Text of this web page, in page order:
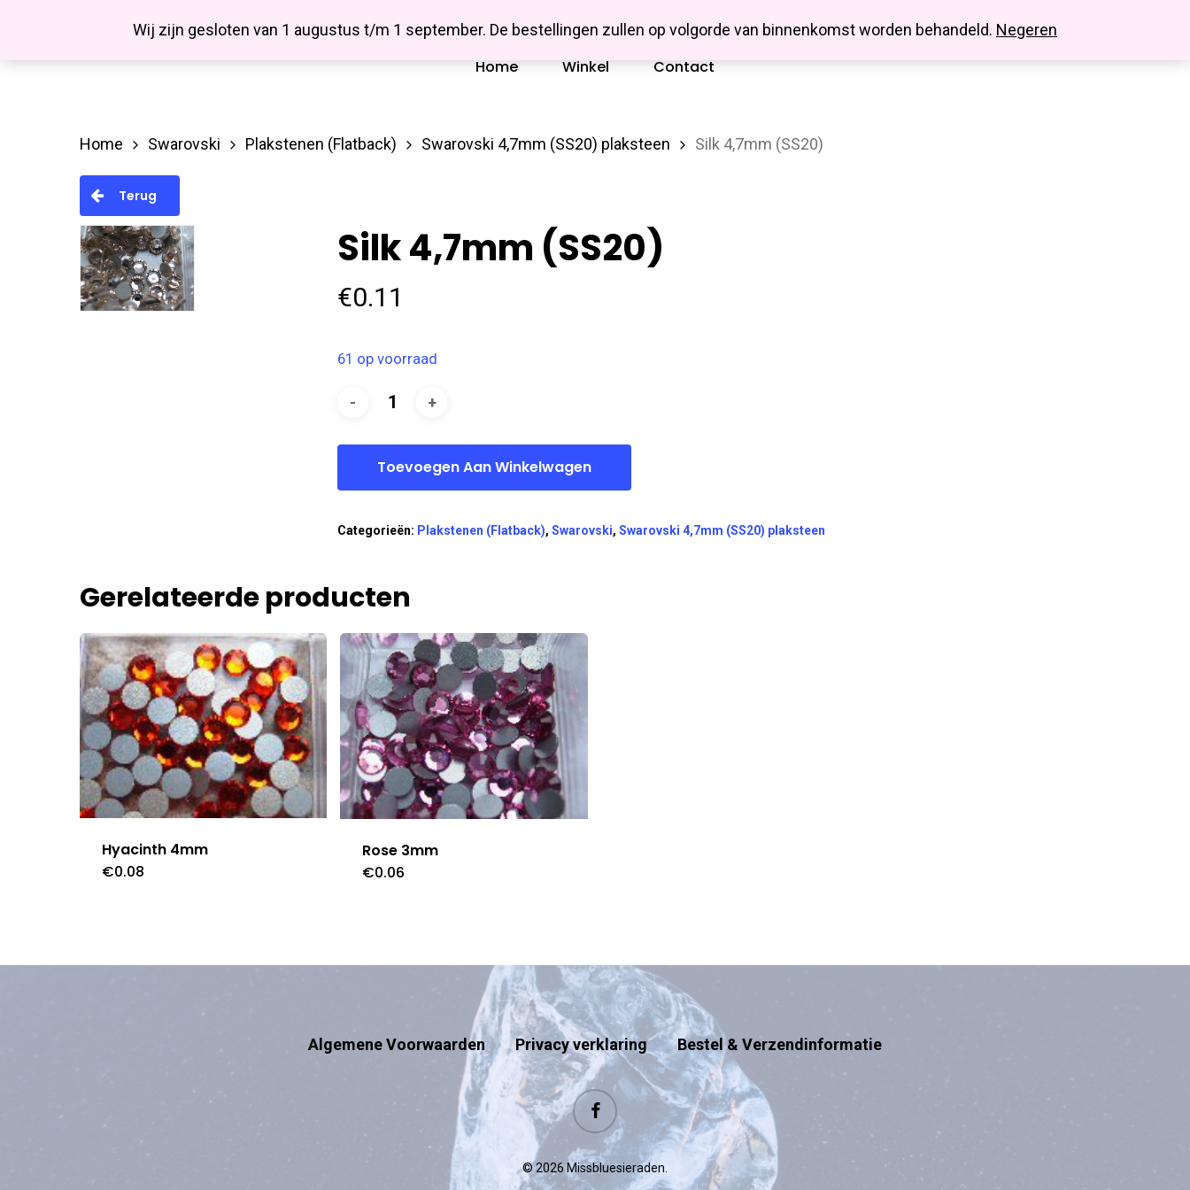
Wij zijn gesloten van 1 augustus t/m 1 september. De bestellingen zullen op volgorde van binnenkomst worden behandeld. Negeren
Hit enter to search or ESC to close
Missbluesieraden
Facebook
Home Winkel Contact
Home Swarovski Plakstenen (Flatback) Swarovski 4,7mm (SS20) plaksteen Silk 4,7mm (SS20)
Terug
Silk 4,7mm (SS20)
€0.11
61 op voorraad
Toevoegen Aan Winkelwagen
Categorieën: Plakstenen (Flatback), Swarovski, Swarovski 4,7mm (SS20) plaksteen
Gerelateerde producten
Hyacinth 4mm
€0.08
Rose 3mm
€0.06
Algemene Voorwaarden Privacy verklaring Bestel & Verzendinformatie
facebook
© 2026 Missbluesieraden.